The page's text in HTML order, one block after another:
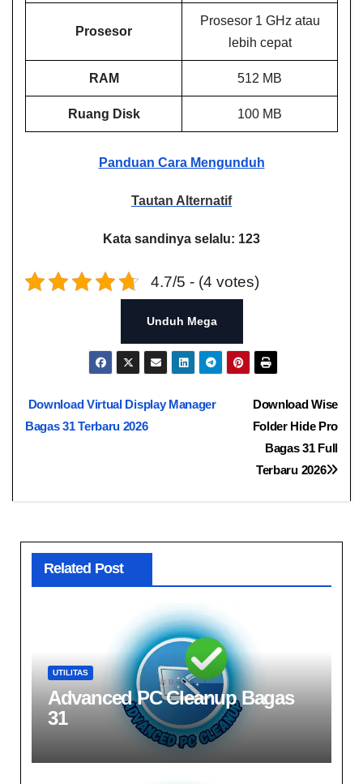
Prosesor
Prosesor 1 GHz atau
lebih cepat
RAM 512 MB
Ruang Disk 100 MB
Panduan Cara Mengunduh
Tautan Alternatif
Kata sandinya selalu: 123
4.7/5 - (4 votes)
Unduh Mega
Navigasi
pos
Download Wise
Folder Hide Pro
Bagas 31 Full
Terbaru 2026
Download Virtual Display Manager
Bagas 31 Terbaru 2026
Related Post
UTILITAS
Advanced PC Cleanup Bagas
31